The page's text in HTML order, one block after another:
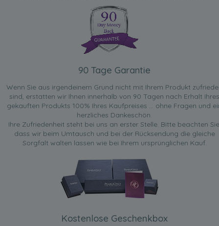
90 Tage Garantie
Wenn Sie aus irgendeinem Grund nicht mit Ihrem Produkt
sind, erstatten wir Ihnen innerhalb von 90 Tagen nach Erhalt Ihres
gekauften Produkts 100% Ihres Kaufpreises ... ohne Fragen und
herzliches Dankeschön.
Ihre Zufriedenheit steht bei uns an erster Stelle. Bitte beachten
dass wir beim Umtausch und bei der Rücksendung die gleiche
Sorgfalt walten lassen wie bei Ihrem ursprünglichen Kauf.
Kostenlose Geschenkbox